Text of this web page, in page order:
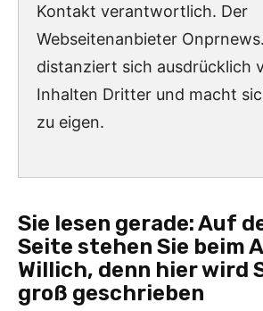
Kontakt verantwortlich. Der
Webseitenanbieter
distanziert sich ausdrücklich
Inhalten Dritter und macht
zu eigen.
Sie lesen gerade:Auf
Seite stehen Sie beim
Willich, denn hier wird
groß geschrieben